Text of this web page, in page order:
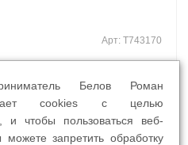
Арт: T743170
Белов Роман
cookies с целью
и чтобы пользоваться веб-
запретить обработку